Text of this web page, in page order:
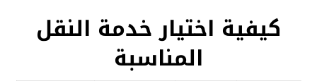
كيفية اختيار خدمة النقل
المناسبة